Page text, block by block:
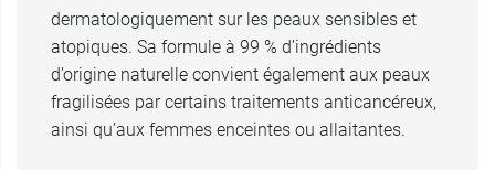
dermatologiquement sur les peaux sensibles et
atopiques. Sa formule à 99 % d’ingrédients
d’origine naturelle convient également aux peaux
fragilisées par certains traitements anticancéreux,
ainsi qu’aux femmes enceintes ou allaitantes.